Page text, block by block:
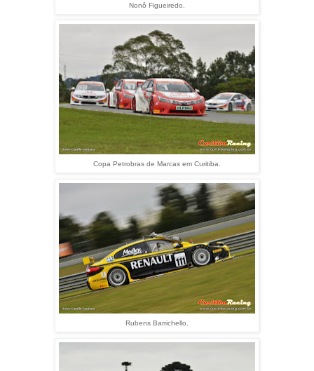
Nonô Figueiredo.
Copa Petrobras de Marcas em Curitiba.
Rubens Barrichello.